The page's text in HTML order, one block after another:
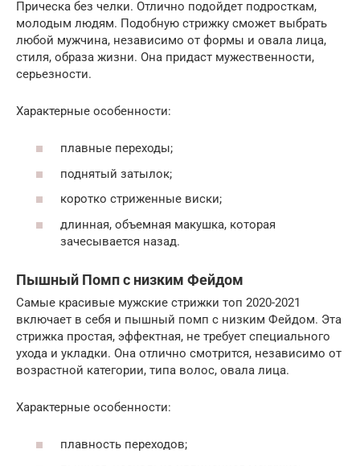
Прическа без челки. Отлично подойдет подросткам,
молодым людям. Подобную стрижку сможет выбрать
любой мужчина, независимо от формы и овала лица,
стиля, образа жизни. Она придаст мужественности,
серьезности.
Характерные особенности:
плавные переходы;
поднятый затылок;
коротко стриженные виски;
длинная, объемная макушка, которая
зачесывается назад.
Пышный Помп с низким Фейдом
Самые красивые мужские стрижки топ 2020-2021
включает в себя и пышный помп с низким Фейдом. Эта
стрижка простая, эффектная, не требует специального
ухода и укладки. Она отлично смотрится, независимо от
возрастной категории, типа волос, овала лица.
Характерные особенности:
плавность переходов;